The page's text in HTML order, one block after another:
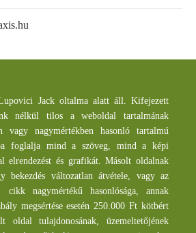
Jack oltalma alatt áll. Kifejezett
nélkül tilos a weboldal tartalmának
vagy nagymértékben hasonló tartalmú
foglalja mind a szöveg, mind a képi
elrendezést és grafikát. Másolt oldalnak
bekezdés változatlan átvétele, vagy az
nagymértékű hasonlósága, annak
megsértése esetén 250.000 Ft kötbért
oldal tulajdonosának, üzemeltetőjének